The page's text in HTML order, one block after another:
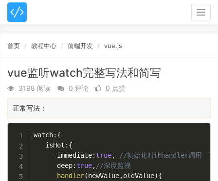
首页 教程中心 前端开发 vue.js
vue监听watch完整写法和简写
3198 阅读 0 评论 0 点赞
正常写法：
watch: {
   isHot
: {
      immediate
:true,
//初始化时让handler调用一下
      deep
:true, //深度监视
handler(newValue,oldValue){